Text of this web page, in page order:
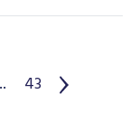
43